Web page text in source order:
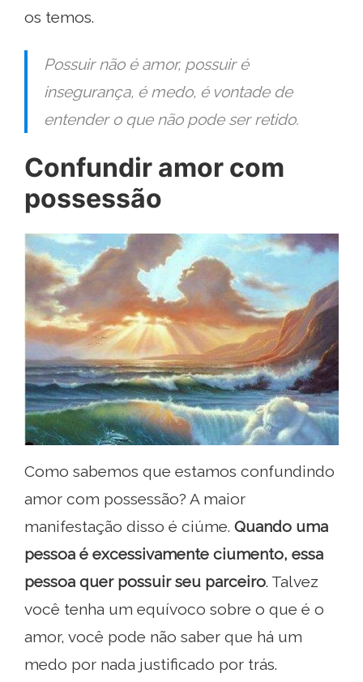
os temos.
Possuir não é amor, possuir é
insegurança, é medo, é vontade de
entender o que não pode ser retido.
Confundir amor com
possessão
Como sabemos que estamos confundindo
amor com possessão? A maior
manifestação disso é ciúme. Quando uma
pessoa é excessivamente ciumento, essa
pessoa quer possuir seu parceiro. Talvez
você tenha um equívoco sobre o que é o
amor, você pode não saber que há um
medo por nada justificado por trás.